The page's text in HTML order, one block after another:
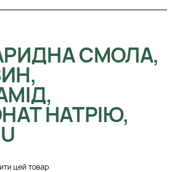
СМОЛА,
НАТРІЮ,
цей товар